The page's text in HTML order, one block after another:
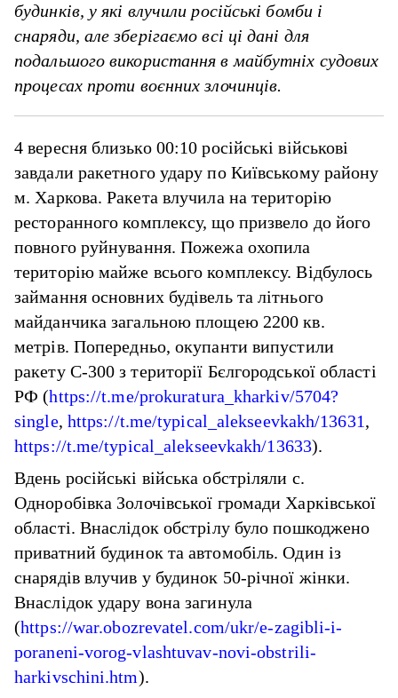
будинків, у які влучили російські бомби і
снаряди, але зберігаємо всі ці дані для
подальшого використання в майбутніх судових
процесах проти воєнних злочинців.
4 вересня близько 00:10 російські військові
завдали ракетного удару по Київському району
м. Харкова. Ракета влучила на територію
ресторанного комплексу, що призвело до його
повного руйнування. Пожежа охопила
територію майже всього комплексу. Відбулось
займання основних будівель та літнього
майданчика загальною площею 2200 кв.
метрів. Попередньо, окупанти випустили
ракету С-300 з території Бєлгородської області
РФ (https://t.me/prokuratura_kharkiv/5704?
single, https://t.me/typical_alekseevkakh/13631,
https://t.me/typical_alekseevkakh/13633).
Вдень російські війська обстріляли с.
Одноробівка Золочівської громади Харківської
області. Внаслідок обстрілу було пошкоджено
приватний будинок та автомобіль. Один із
снарядів влучив у будинок 50-річної жінки.
Внаслідок удару вона загинула
(https://war.obozrevatel.com/ukr/e-zagibli-i-
poraneni-vorog-vlashtuvav-novi-obstrili-
harkivschini.htm).